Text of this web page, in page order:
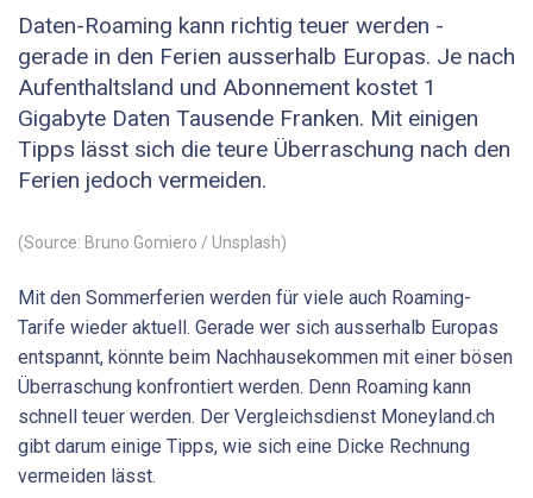
Daten-Roaming kann richtig teuer werden -
gerade in den Ferien ausserhalb Europas. Je nach
Aufenthaltsland und Abonnement kostet 1
Gigabyte Daten Tausende Franken. Mit einigen
Tipps lässt sich die teure Überraschung nach den
Ferien jedoch vermeiden.
(Source: Bruno Gomiero / Unsplash)
Mit den Sommerferien werden für viele auch Roaming-
Tarife wieder aktuell. Gerade wer sich ausserhalb Europas
entspannt, könnte beim Nachhausekommen mit einer bösen
Überraschung konfrontiert werden. Denn Roaming kann
schnell teuer werden. Der Vergleichsdienst Moneyland.ch
gibt darum einige Tipps, wie sich eine Dicke Rechnung
vermeiden lässt.